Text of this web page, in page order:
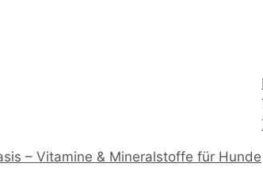
– Vitamine & Mineralstoffe für Hunde